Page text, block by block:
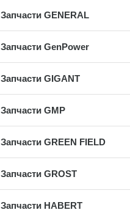
Запчасти GENERAL
Запчасти GenPower
Запчасти GIGANT
Запчасти GMP
Запчасти GREEN FIELD
Запчасти GROST
Запчасти HABERT